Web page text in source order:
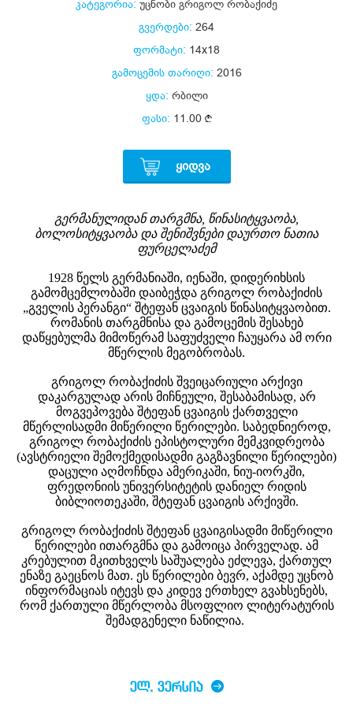
კატეგორია: უცნობი გრიგოლ რობაქიძე
გვერდები: 264
ფორმატი: 14x18
გამოცემის თარიღი: 2016
ყდა: რბილი
ფასი: 11.00
ᲧᲘᲓᲕᲐ
გერმანულიდან თარგმნა, წინასიტყვაობა,
ბოლოსიტყვაობა და შენიშვნები დაურთო ნათია
ფურცელაძემ
1928 წელს გერმანიაში, იენაში, დიდერიხსის
გამომცემლობაში დაიბეჭდა გრიგოლ რობაქიძის
„გველის პერანგი“ შტეფან ცვაიგის წინასიტყვაობით.
რომანის თარგმნისა და გამოცემის შესახებ
დაწყებულმა მიმოწერამ საფუძველი ჩაუყარა ამ ორი
მწერლის მეგობრობას.
გრიგოლ რობაქიძის შვეიცარიული არქივი
დაკარგულად არის მიჩნეული, შესაბამისად, არ
მოგვეპოვება შტეფან ცვაიგის ქართველი
მწერლისადმი მიწერილი წერილები. საბედნიეროდ,
გრიგოლ რობაქიძის ეპისტოლური მემკვიდრეობა
(ავსტრიელი შემოქმედისადმი გაგზავნილი წერილები)
დაცული აღმოჩნდა ამერიკაში, ნიუ-იორკში,
ფრედონიის უნივერსიტეტის დანიელ რიდის
ბიბლიოთეკაში, შტეფან ცვაიგის არქივში.
გრიგოლ რობაქიძის შტეფან ცვაიგისადმი მიწერილი
წერილები ითარგმნა და გამოიცა პირველად. ამ
კრებულით მკითხველს საშუალება ეძლევა, ქართულ
ენაზე გაეცნოს მათ. ეს წერილები ბევრ, აქამდე უცნობ
ინფორმაციას იტევს და კიდევ ერთხელ გვახსენებს,
რომ ქართული მწერლობა მსოფლიო ლიტერატურის
შემადგენელი ნაწილია.
ᲔᲚ. ᲕᲔᲠᲡᲘᲐ